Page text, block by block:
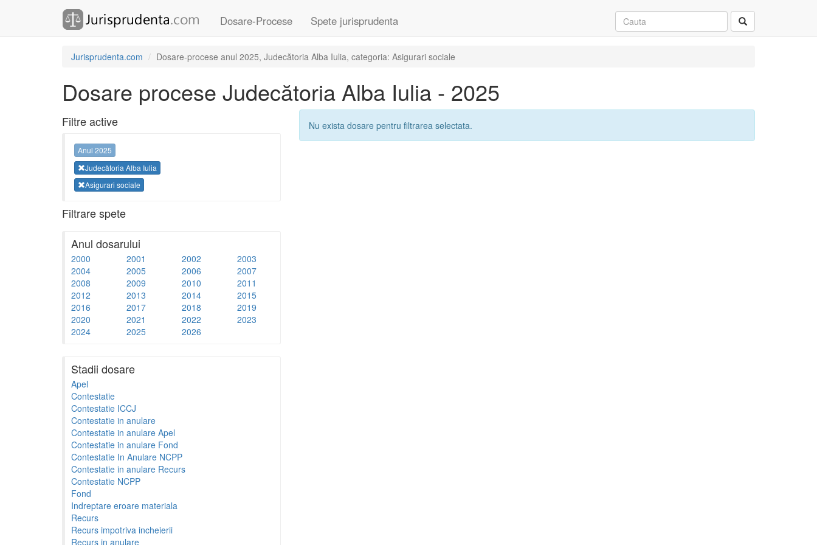
Dosare-Procese Spete jurisprudenta
Jurisprudenta.com Dosare-procese anul 2025, Judecătoria Alba Iulia, categoria: Asigurari sociale
Dosare procese Judecătoria Alba Iulia - 2025
Filtre active
Anul 2025
Judecătoria Alba Iulia
Asigurari sociale
Filtrare spete
Anul dosarului
2000 2001 2002
2003
2004
2005 2006
2007
2008
2009 2010
2011
2012
2013 2014
2015
2016
2017 2018
2019
2020
2021 2022
2023
2024
2025 2026
Stadii dosare
Apel
Contestatie
Contestatie ICCJ
Contestatie in anulare
Contestatie in anulare Apel
Contestatie in anulare Fond
Contestatie In Anulare NCPP
Contestatie in anulare Recurs
Contestatie NCPP
Fond
Indreptare eroare materiala
Recurs
Recurs impotriva incheierii
Recurs in anulare
Nu exista dosare pentru filtrarea selectata.